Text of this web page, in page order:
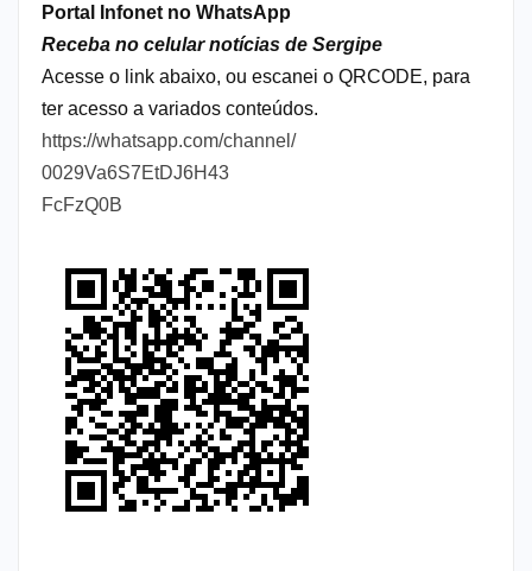
Portal Infonet no WhatsApp
Receba no celular notícias de Sergipe
Acesse o link abaixo, ou escanei o QRCODE, para
ter acesso a variados conteúdos.
https://whatsapp.com/channel/
0029Va6S7EtDJ6H43
FcFzQ0B